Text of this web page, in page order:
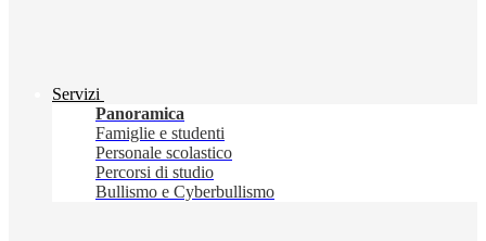
Servizi
Panoramica
Famiglie e studenti
Personale scolastico
Percorsi di studio
Bullismo e Cyberbullismo